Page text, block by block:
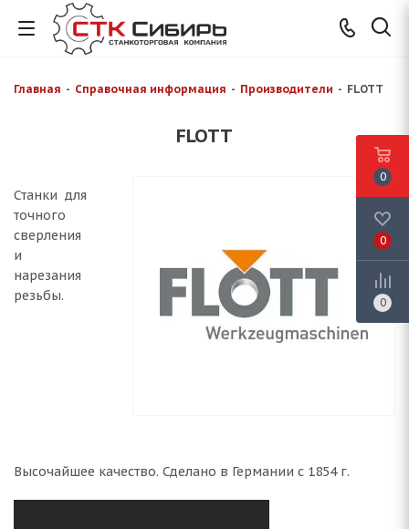
Главная - Справочная информация - Производители - FLOTT
FLOTT
Станки для
точного
сверления
и
нарезания
резьбы.
Высочайшее качество. Сделано в Германии с 1854 г.
0
0
0